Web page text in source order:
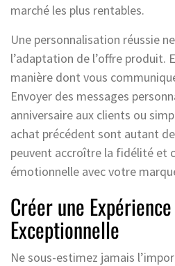
marché les plus rentables.
Une personnalisation réussie
l’adaptation de l’offre produit.
manière dont vous
Envoyer des messages
anniversaire aux clients ou
achat précédent sont autant
peuvent accroître la fidélité et
émotionnelle avec votre
Créer une
Exceptionnelle
Ne sous-estimez jamais